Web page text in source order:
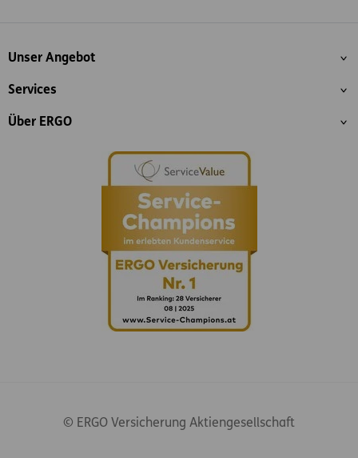
Inhaltsübersicht
Unser Angebot
Services
Über ERGO
© ERGO Versicherung Aktiengesellschaft